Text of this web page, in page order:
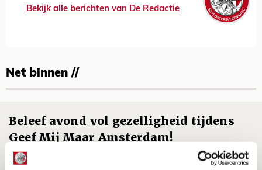
Bekijk alle berichten van De Redactie
Net binnen //
Beleef avond vol gezelligheid tijdens
Geef Mij Maar Amsterdam!
10 AUGUSTUS 2026 - 09:12